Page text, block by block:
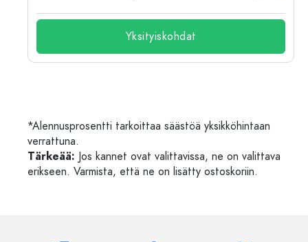
Yksityiskohdat
*Alennusprosentti tarkoittaa säästöä yksikköhintaan
verrattuna.
Tärkeää: Jos kannet ovat valittavissa, ne on valittava
erikseen. Varmista, että ne on lisätty ostoskoriin.